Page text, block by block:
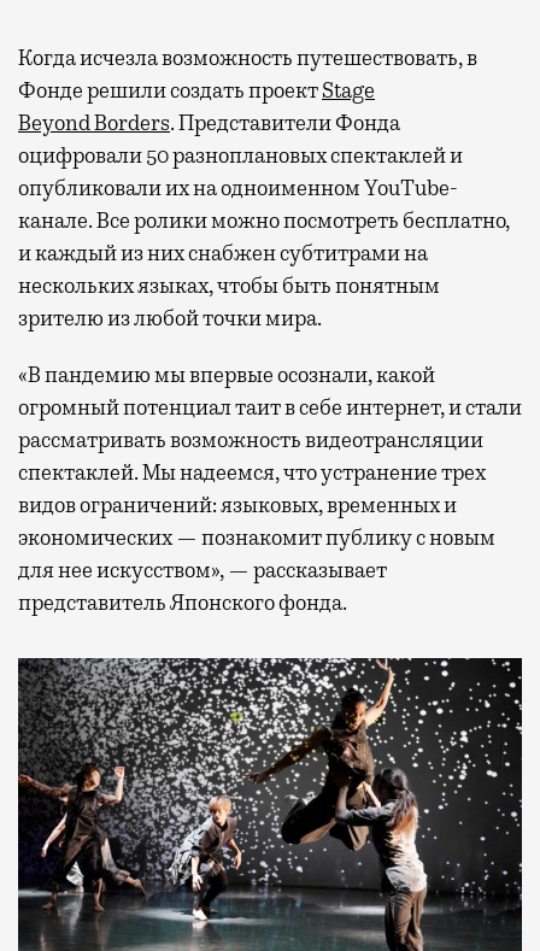
Когда исчезла возможность путешествовать, в
Фонде решили создать проектStage
Beyond Borders. Представители Фонда
оцифровали 50 разноплановых спектаклей и
опубликовали их на одноименном YouTube-
канале. Все ролики можно посмотреть бесплатно,
и каждый из них снабжен субтитрами на
нескольких языках, чтобы быть понятным
зрителю из любой точки мира.
«В пандемию мы впервые осознали, какой
огромный потенциал таит в себе интернет, и стали
рассматривать возможность видеотрансляции
спектаклей. Мы надеемся, что устранение трех
видов ограничений: языковых, временных и
экономических — познакомит публику с новым
для нее искусством», — рассказывает
представитель Японского фонда.